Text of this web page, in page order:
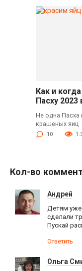
Как и
Пасху
Не одна Пасха
крашеных яиц
10
Кол-во
Андрей
Детям уже
сделали
Пускай
Ответить
Ольга